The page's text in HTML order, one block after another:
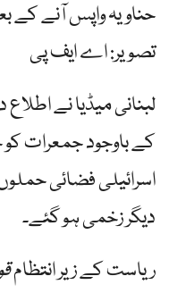
حناویہ واپس آنے کے
تصویر: اے ایف پی
لبنانی میڈیا نے
کے باوجود جمعرات
دیگر زخمی ہو گئے۔
ریاست کے زیر انتظام